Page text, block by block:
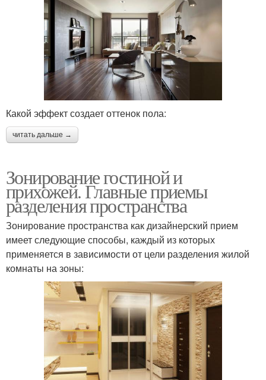
Какой эффект создает оттенок пола:
читать дальше →
Зонирование гостиной и
прихожей. Главные приемы
разделения пространства
Зонирование пространства как дизайнерский прием
имеет следующие способы, каждый из которых
применяется в зависимости от цели разделения жилой
комнаты на зоны: